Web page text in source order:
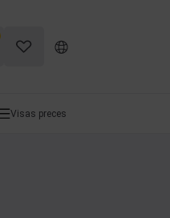
Visas preces